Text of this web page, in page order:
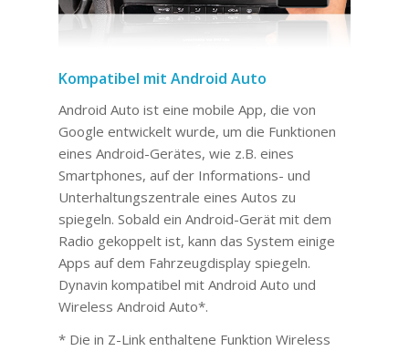
Kompatibel mit Android Auto
Android Auto ist eine mobile App, die von
Google entwickelt wurde, um die Funktionen
eines Android-Gerätes, wie z.B. eines
Smartphones, auf der Informations- und
Unterhaltungszentrale eines Autos zu
spiegeln. Sobald ein Android-Gerät mit dem
Radio gekoppelt ist, kann das System einige
Apps auf dem Fahrzeugdisplay spiegeln.
Dynavin kompatibel mit Android Auto und
Wireless Android Auto*.
* Die in Z-Link enthaltene Funktion Wireless